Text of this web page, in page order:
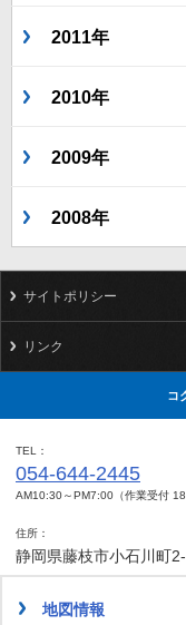
2011年
2010年
2009年
2008年
サイトポリシー
リンク
コ
TEL
054-644-2445
AM10:30～PM7:00（作業受付
住所
静岡県藤枝市小石川町
地図情報